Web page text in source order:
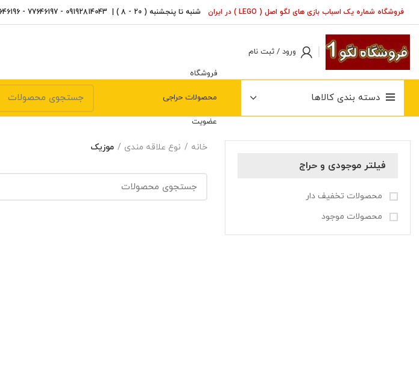
فروشگاه شماره یک اسباب بازی های لگو اصل ( LEGO ) در ایران شنبه تا پنجشنبه ( 20 - 8 ) | 09192814043
- 77646197 - 77646196-021
ورود / ثبت نام
دسته بندی کالاها
فروشگاه
محصولات حراجی
عضویت
فیلتر موجودی و حراج
محصولات تخفیف دار
محصولات موجود
خانه نوع علاقه مندی موزیک